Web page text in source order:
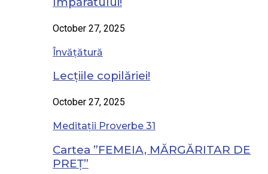
October 27, 2025
Învățătură
Lecțiile copilăriei!
October 27, 2025
Meditații Proverbe 31
Cartea ”FEMEIA, MĂRGĂRITAR DE
PREȚ”